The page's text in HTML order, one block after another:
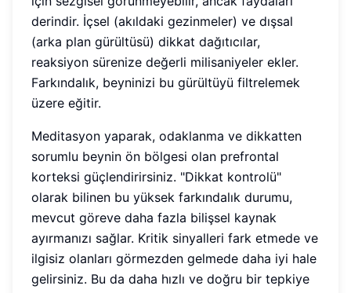
derindir. İçsel (akıldaki gezinmeler) ve dışsal
(arka plan gürültüsü) dikkat dağıtıcılar,
reaksiyon sürenize değerli milisaniyeler ekler.
Farkındalık, beyninizi bu gürültüyü filtrelemek
üzere eğitir.
Meditasyon yaparak, odaklanma ve dikkatten
sorumlu beynin ön bölgesi olan prefrontal
korteksi güçlendirirsiniz. "Dikkat kontrolü"
olarak bilinen bu yüksek farkındalık durumu,
mevcut göreve daha fazla bilişsel kaynak
ayırmanızı sağlar. Kritik sinyalleri fark etmede ve
ilgisiz olanları görmezden gelmede daha iyi hale
gelirsiniz. Bu da daha hızlı ve doğru bir tepkiye